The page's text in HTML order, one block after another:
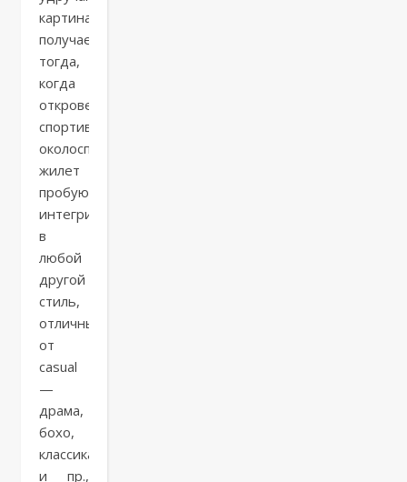
картина
получается
тогда,
когда
откровенно
спортивный/
околоспортивный
жилет
пробуют
интегрировать
в
любой
другой
стиль,
отличный
от
casual
—
драма,
бохо,
классика
и пр.,